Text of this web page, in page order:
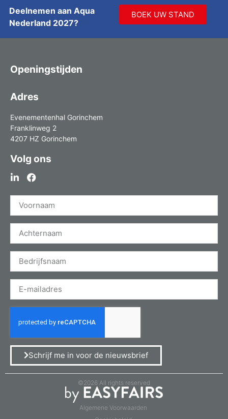
Deelnemen aan Aqua
Nederland 2027?
BOEK UW STAND
Openingstijden
Adres
Evenementenhal Gorinchem
Franklinweg 2
4207 HZ Gorinchem
Volg ons
Schrijf me in voor de nieuwsbrief
©2026 All rights reserved
Algemene Voorwaarden